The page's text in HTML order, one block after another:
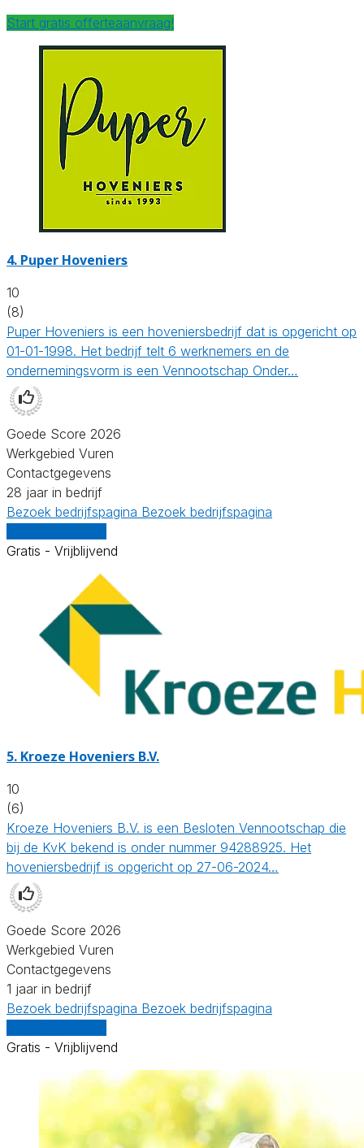
Start gratis offerteaanvraag!
4. Puper Hoveniers
10
(8)
Puper Hoveniers is een hoveniersbedrijf dat is opgericht op
01-01-1998. Het bedrijf telt 6 werknemers en de
ondernemingsvorm is een Vennootschap Onder…
Goede Score 2026
Werkgebied Vuren
Contactgegevens
28 jaar in bedrijf
Bezoek bedrijfspagina Bezoek bedrijfspagina
Gratis - Vrijblijvend
5. Kroeze Hoveniers B.V.
10
(6)
Kroeze Hoveniers B.V. is een Besloten Vennootschap die
bij de KvK bekend is onder nummer 94288925. Het
hoveniersbedrijf is opgericht op 27-06-2024…
Goede Score 2026
Werkgebied Vuren
Contactgegevens
1 jaar in bedrijf
Bezoek bedrijfspagina Bezoek bedrijfspagina
Gratis - Vrijblijvend